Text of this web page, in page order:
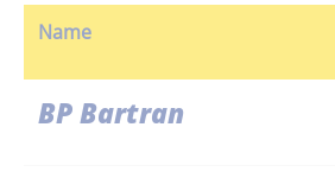
Name
BP Bartran